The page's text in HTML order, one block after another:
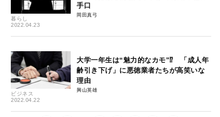
暮らし
2022.04.23
手口
岡田真弓
ビジネス
2022.04.22
大学一年生は“魅力的なカモ”⁉ 「成人年
齢引き下げ」に悪徳業者たちが高笑いな
理由
興山英雄